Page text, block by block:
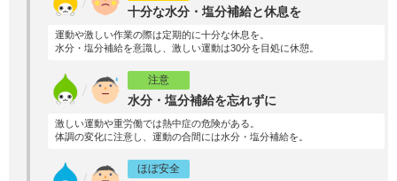
十分な水分・塩分補給と休息を
運動や激しい作業の際は定期的に十分な休息を。
水分・塩分補給を意識し、激しい運動は30分を目処に休憩。
注意
水分・塩分補給を忘れずに
激しい運動や重労働では熱中症の危険がある。
体調の変化に注意し、運動の合間には水分・塩分補給を。
ほぼ安全